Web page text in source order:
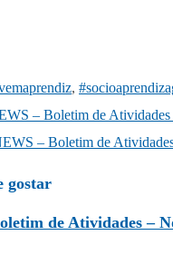
,
– Boletim de Atividades
– Boletim de
gostar
de Atividades –